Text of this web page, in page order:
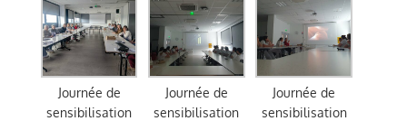
Journée de
sensibilisation
Journée de
sensibilisation
Journée de
sensibilisation